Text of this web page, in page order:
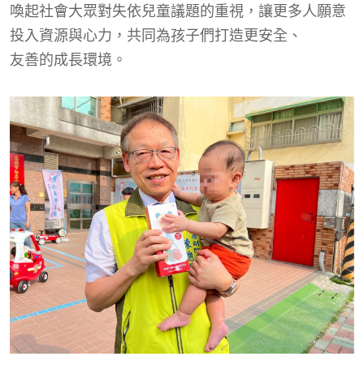
喚起社會大眾對失依兒童議題的重視，讓更多人願意
投入資源與心力，共同為孩子們打造更安全、
友善的成長環境。